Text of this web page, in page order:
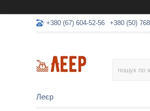
+380 (67) 604-52-56 +380 (50)
Леєр